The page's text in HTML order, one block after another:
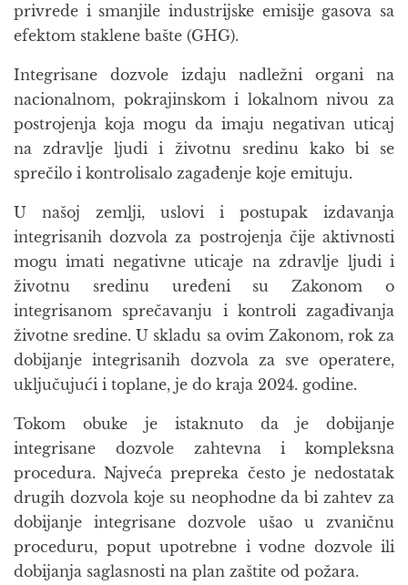
privrede i smanjile industrijske emisije gasova sa
efektom staklene bašte (GHG).
Integrisane dozvole izdaju nadležni organi na
nacionalnom, pokrajinskom i lokalnom nivou za
postrojenja koja mogu da imaju negativan uticaj
na zdravlje ljudi i životnu sredinu kako bi se
sprečilo i kontrolisalo zagađenje koje emituju.
U našoj zemlji, uslovi i postupak izdavanja
integrisanih dozvola za postrojenja čije aktivnosti
mogu imati negativne uticaje na zdravlje ljudi i
životnu sredinu uređeni su Zakonom o
integrisanom sprečavanju i kontroli zagađivanja
životne sredine. U skladu sa ovim Zakonom, rok za
dobijanje integrisanih dozvola za sve operatere,
uključujući i toplane, je do kraja 2024. godine.
Tokom obuke je istaknuto da je dobijanje
integrisane dozvole zahtevna i kompleksna
procedura. Najveća prepreka često je nedostatak
drugih dozvola koje su neophodne da bi zahtev za
dobijanje integrisane dozvole ušao u zvaničnu
proceduru, poput upotrebne i vodne dozvole ili
dobijanja saglasnosti na plan zaštite od požara.